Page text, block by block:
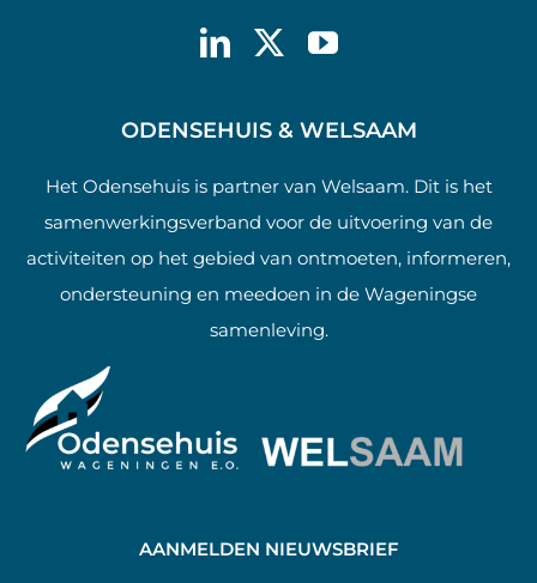
ODENSEHUIS & WELSAAM
Het Odensehuis is partner van Welsaam. Dit is het
samenwerkingsverband voor de uitvoering van de
activiteiten op het gebied van ontmoeten, informeren,
ondersteuning en meedoen in de Wageningse
samenleving.
AANMELDEN NIEUWSBRIEF